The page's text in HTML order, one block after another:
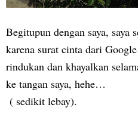
Begitupun dengan saya, saya
karena surat cinta dari
rindukan dan khayalkan
ke tangan saya, hehe…
( sedikit lebay).